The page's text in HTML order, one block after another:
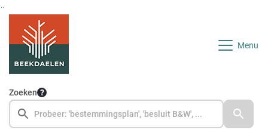
Ga naar de inhoud van deze pagina
Ga naar het zoeken
Ga naar het menu
Menu
Zoeken